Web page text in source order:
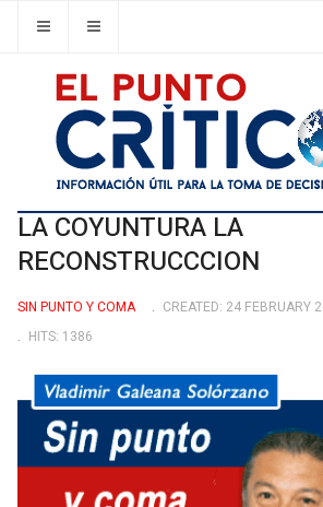
LA COYUNTURA LA
RECONSTRUCCCION
SIN PUNTO Y COMA
CREATED: 24 FEBRUARY
HITS: 1386